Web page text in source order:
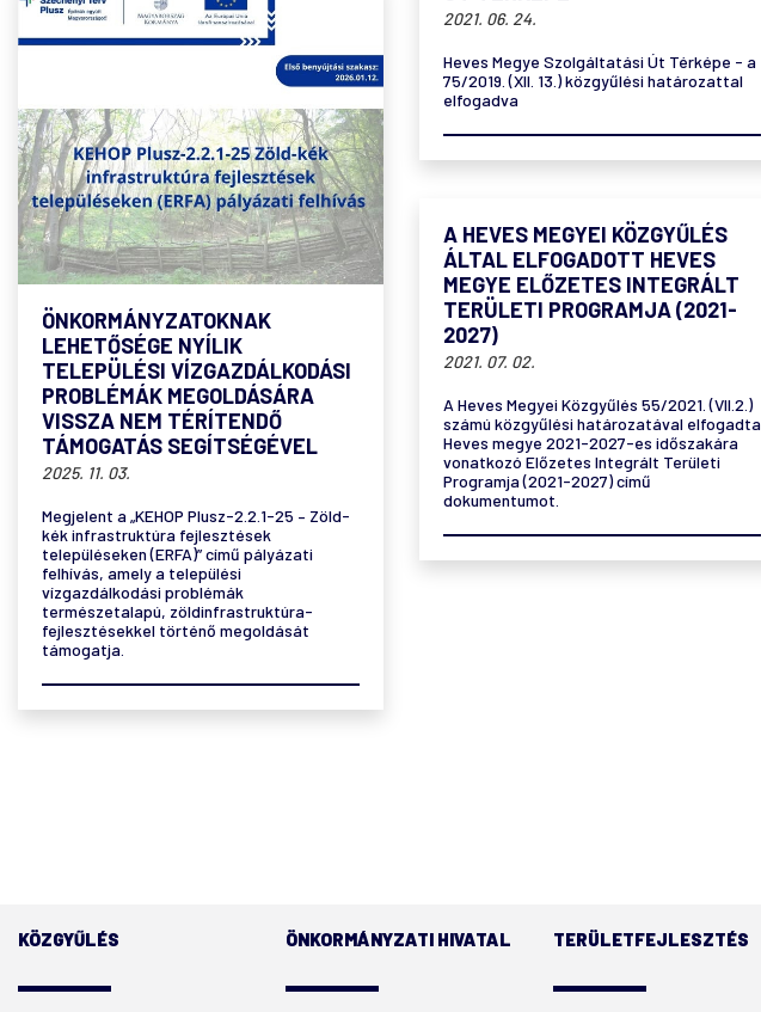
2021. 06. 24.
Heves Megye Szolgáltatási Út Térképe - a
75/2019. (XII. 13.) közgyűlési határozattal
elfogadva
ÖNKORMÁNYZATOKNAK
LEHETŐSÉGE NYÍLIK
TELEPÜLÉSI VÍZGAZDÁLKODÁSI
PROBLÉMÁK MEGOLDÁSÁRA
VISSZA NEM TÉRÍTENDŐ
TÁMOGATÁS SEGÍTSÉGÉVEL
2025. 11. 03.
Megjelent a „KEHOP Plusz-2.2.1-25 – Zöld-
kék infrastruktúra fejlesztések
településeken (ERFA)” című pályázati
felhívás, amely a települési
vízgazdálkodási problémák
természetalapú, zöldinfrastruktúra-
fejlesztésekkel történő megoldását
támogatja.
A HEVES MEGYEI KÖZGYŰLÉS
ÁLTAL ELFOGADOTT HEVES
MEGYE ELŐZETES INTEGRÁLT
TERÜLETI PROGRAMJA (2021-
2027)
2021. 07. 02.
A Heves Megyei Közgyűlés 55/2021. (VII.2.)
számú közgyűlési határozatával elfogadta
Heves megye 2021-2027-es időszakára
vonatkozó Előzetes Integrált Területi
Programja (2021-2027) című
dokumentumot.
KÖZGYŰLÉS ÖNKORMÁNYZATI HIVATAL TERÜLETFEJLESZTÉS